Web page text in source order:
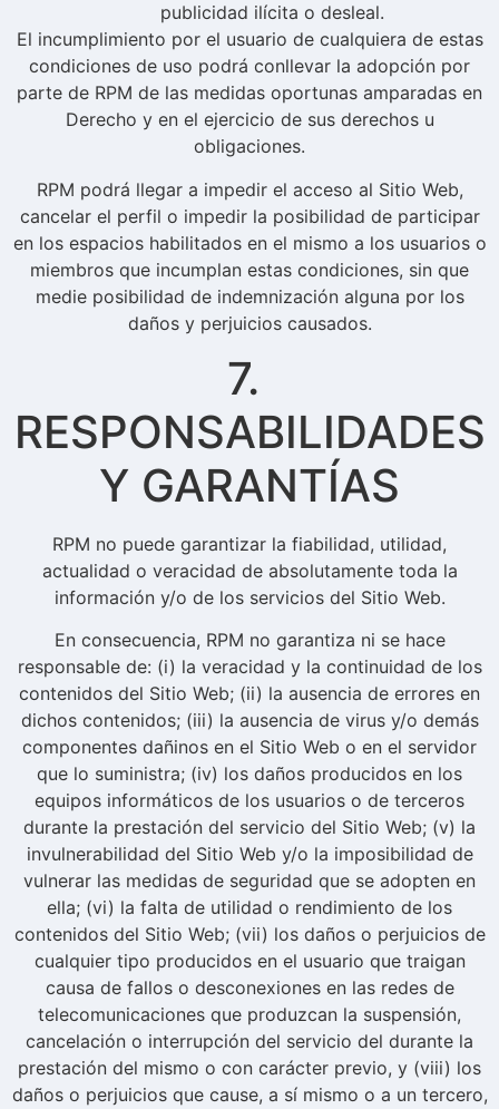
publicidad ilícita o desleal.
El incumplimiento por el usuario de cualquiera de estas
condiciones de uso podrá conllevar la adopción por
parte de RPM de las medidas oportunas amparadas en
Derecho y en el ejercicio de sus derechos u
obligaciones.
RPM podrá llegar a impedir el acceso al Sitio Web,
cancelar el perfil o impedir la posibilidad de participar
en los espacios habilitados en el mismo a los usuarios o
miembros que incumplan estas condiciones, sin que
medie posibilidad de indemnización alguna por los
daños y perjuicios causados.
7.
RESPONSABILIDADES
Y GARANTÍAS
RPM no puede garantizar la fiabilidad, utilidad,
actualidad o veracidad de absolutamente toda la
información y/o de los servicios del Sitio Web.
En consecuencia, RPM no garantiza ni se hace
responsable de: (i) la veracidad y la continuidad de los
contenidos del Sitio Web; (ii) la ausencia de errores en
dichos contenidos; (iii) la ausencia de virus y/o demás
componentes dañinos en el Sitio Web o en el servidor
que lo suministra; (iv) los daños producidos en los
equipos informáticos de los usuarios o de terceros
durante la prestación del servicio del Sitio Web; (v) la
invulnerabilidad del Sitio Web y/o la imposibilidad de
vulnerar las medidas de seguridad que se adopten en
ella; (vi) la falta de utilidad o rendimiento de los
contenidos del Sitio Web; (vii) los daños o perjuicios de
cualquier tipo producidos en el usuario que traigan
causa de fallos o desconexiones en las redes de
telecomunicaciones que produzcan la suspensión,
cancelación o interrupción del servicio del durante la
prestación del mismo o con carácter previo, y (viii) los
daños o perjuicios que cause, a sí mismo o a un tercero,